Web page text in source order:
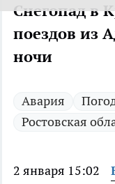
Снегопад в
поездов из
ночи
Авария
Ростовская
2 января 15:02